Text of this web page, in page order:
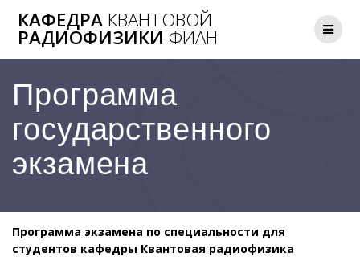
контенту
КАФЕДРА КВАНТОВОЙ
РАДИОФИЗИКИ ФИАН
Программа
государственного
экзамена
Программа экзамена по специальности для
студентов кафедры Квантовая радиофизика